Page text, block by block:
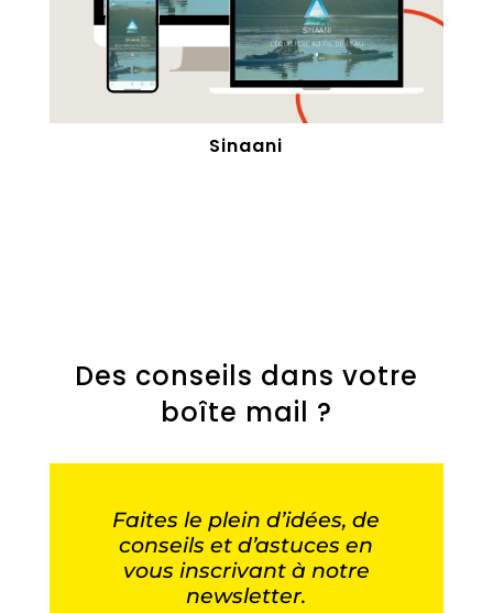
Sinaani
Des conseils dans votre
boîte mail ?
Faites le plein d’idées, de
conseils et d’astuces en
vous inscrivant à notre
newsletter.